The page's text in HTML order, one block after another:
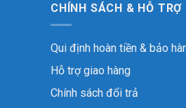
CHÍNH SÁCH & HỖ TRỢ
Qui định hoàn tiền & bảo
Hỗ trợ giao hàng
Chính sách đổi trả